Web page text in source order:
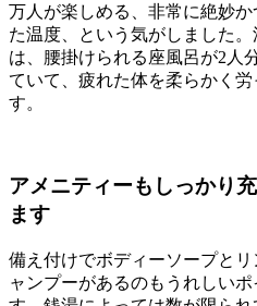
万人が楽しめる、非常に絶妙
た温度、という気がしました。
は、腰掛けられる座風呂が2人
ていて、疲れた体を柔らかく労
す。
アメニティーもしっかり
ます
備え付けでボディーソープとリ
ャンプーがあるのもうれしい